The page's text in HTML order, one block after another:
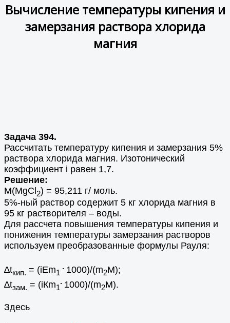
Вычисление температуры кипения и
замерзания раствора хлорида
магния
Задача 394.
Рассчитать температуру кипения и замерзания 5%
раствора хлорида магния. Изотонический
коэффициент i равен 1,7.
Решение:
М(MgCl2) = 95,211 г/ моль.
5%-ный раствор содержит 5 кг хлорида магния в
95 кг растворителя – воды.
Для рассчета повышения температуры кипения и
понижения температуры замерзания растворов
используем преобразованные формулы Рауля:
∆tкип. = (iEm1
. 1000)/(m2M);
∆tзам. = (iКm1
. 1000)/(m2M).
Здесь